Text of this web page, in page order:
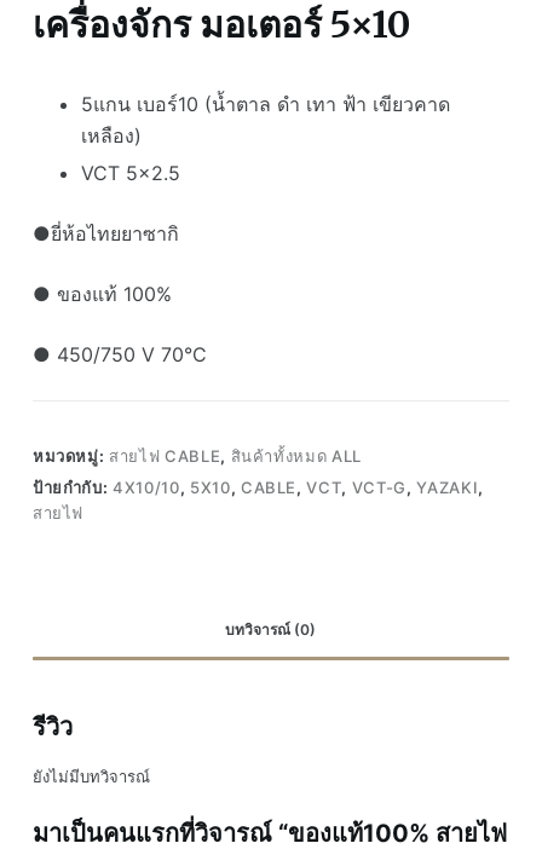
เครื่องจักร มอเตอร์ 5×10
5แกน เบอร์10 (น้ำตาล ดำ เทา ฟ้า เขียวคาด
เหลือง)
VCT 5×2.5
●ยี่ห้อไทยยาซากิ
● ของแท้ 100%
● 450/750 V 70°C
หมวดหมู่: สายไฟ CABLE, สินค้าทั้งหมด ALL
ป้ายกำกับ:4X10/10, 5X10, CABLE,VCT, VCT-G,YAZAKI,
สายไฟ
บทวิจารณ์ (0)
รีวิว
ยังไม่มีบทวิจารณ์
มาเป็นคนแรกที่วิจารณ์ “ของแท้100% สายไฟ